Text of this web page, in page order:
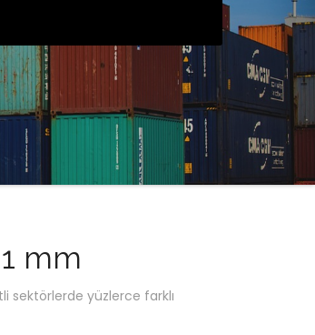
mm
sektörlerde yüzlerce farklı